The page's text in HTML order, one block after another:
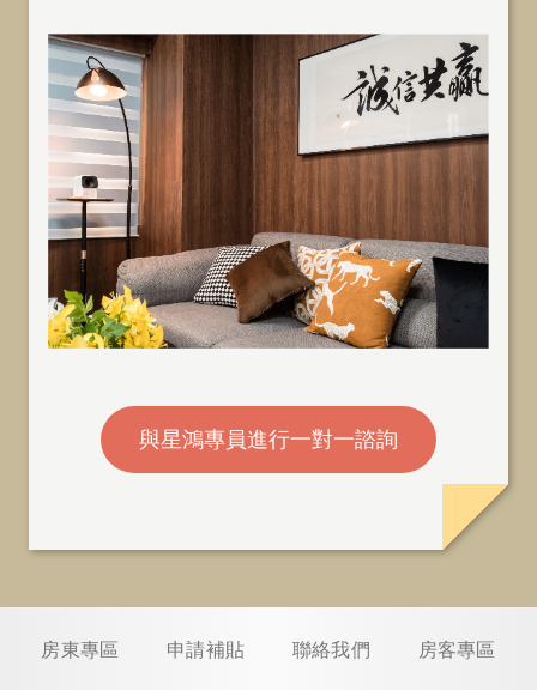
與星鴻專員進行一對一諮詢
房東專區 申請補貼 聯絡我們 房客專區